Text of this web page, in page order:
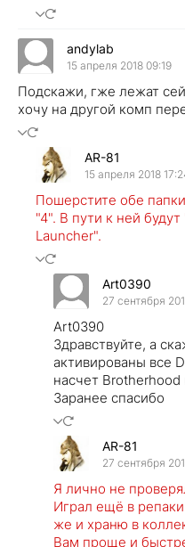
andylab
15 апреля 2018 09:19
Подскажи, гже лежат
хочу на другой комп
AR-81
15 апреля 2018
Пошерстите обе
"4". В пути к ней
Launcher".
Art0390
27 сентября
Art0390
Здравствуйте, а
активированы все
насчет Brotherhood
Заранее спасибо
AR-81
27 сентября
Я лично не
Играл ещё в
же и храню в
Вам проще и